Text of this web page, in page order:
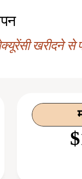
खरीदने